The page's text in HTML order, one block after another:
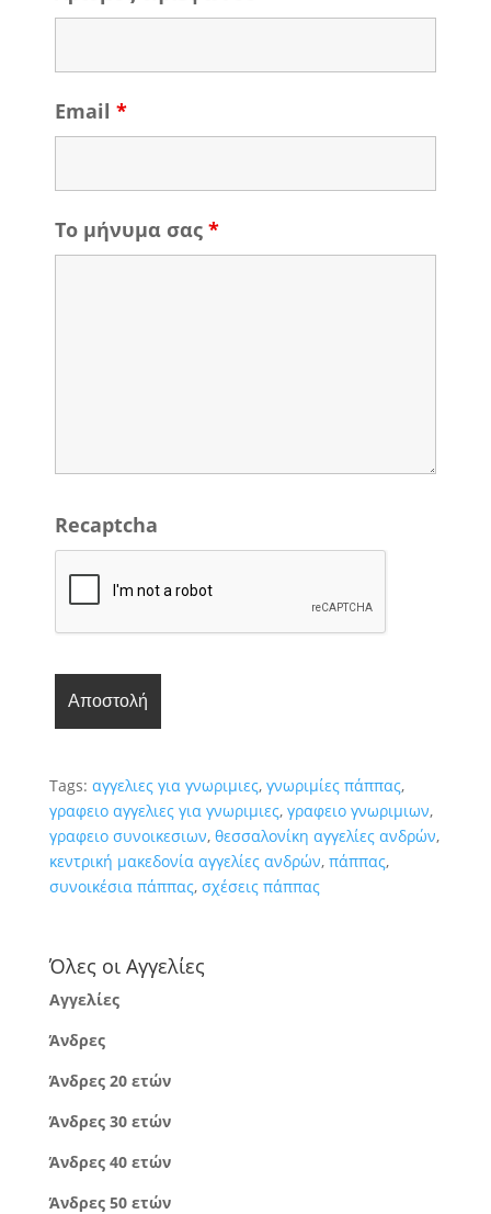
Email *
Το μήνυμα σας *
Recaptcha
Tags: αγγελιες για γνωριμιες, γνωριμίες πάππας,
γραφειο αγγελιες για γνωριμιες, γραφειο γνωριμιων,
γραφειο συνοικεσιων, θεσσαλονίκη αγγελίες ανδρών,
κεντρική μακεδονία αγγελίες ανδρών, πάππας,
συνοικέσια πάππας, σχέσεις πάππας
Όλες οι Αγγελίες
Αγγελίες
Άνδρες
Άνδρες 20 ετών
Άνδρες 30 ετών
Άνδρες 40 ετών
Άνδρες 50 ετών